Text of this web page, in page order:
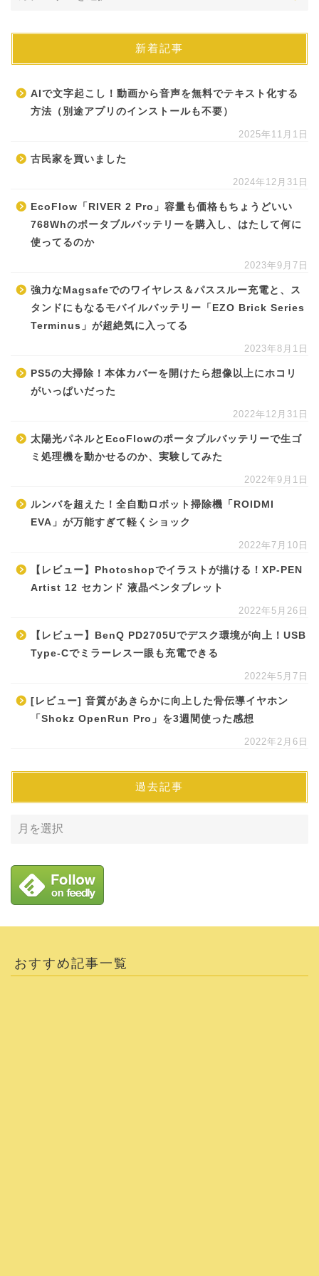
新着記事
AIで文字起こし！動画から音声を無料でテキスト化する
方法（別途アプリのインストールも不要）
2025年11月1日
古民家を買いました
2024年12月31日
EcoFlow「RIVER 2 Pro」容量も価格もちょうどいい
768Whのポータブルバッテリーを購入し、はたして何に
使ってるのか
2023年9月7日
強力なMagsafeでのワイヤレス＆パススルー充電と、ス
タンドにもなるモバイルバッテリー「EZO Brick Series
Terminus」が超絶気に入ってる
2023年8月1日
PS5の大掃除！本体カバーを開けたら想像以上にホコリ
がいっぱいだった
2022年12月31日
太陽光パネルとEcoFlowのポータブルバッテリーで生ゴ
ミ処理機を動かせるのか、実験してみた
2022年9月1日
ルンバを超えた！全自動ロボット掃除機「ROIDMI
EVA」が万能すぎて軽くショック
2022年7月10日
【レビュー】Photoshopでイラストが描ける！XP-PEN
Artist 12 セカンド 液晶ペンタブレット
2022年5月26日
【レビュー】BenQ PD2705Uでデスク環境が向上！USB
Type-Cでミラーレス一眼も充電できる
2022年5月7日
[レビュー] 音質があきらかに向上した骨伝導イヤホン
「Shokz OpenRun Pro」を3週間使った感想
2022年2月6日
過去記事
おすすめ記事一覧